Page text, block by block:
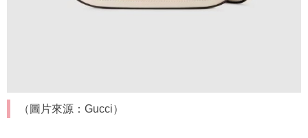
（圖片來源：Gucci）